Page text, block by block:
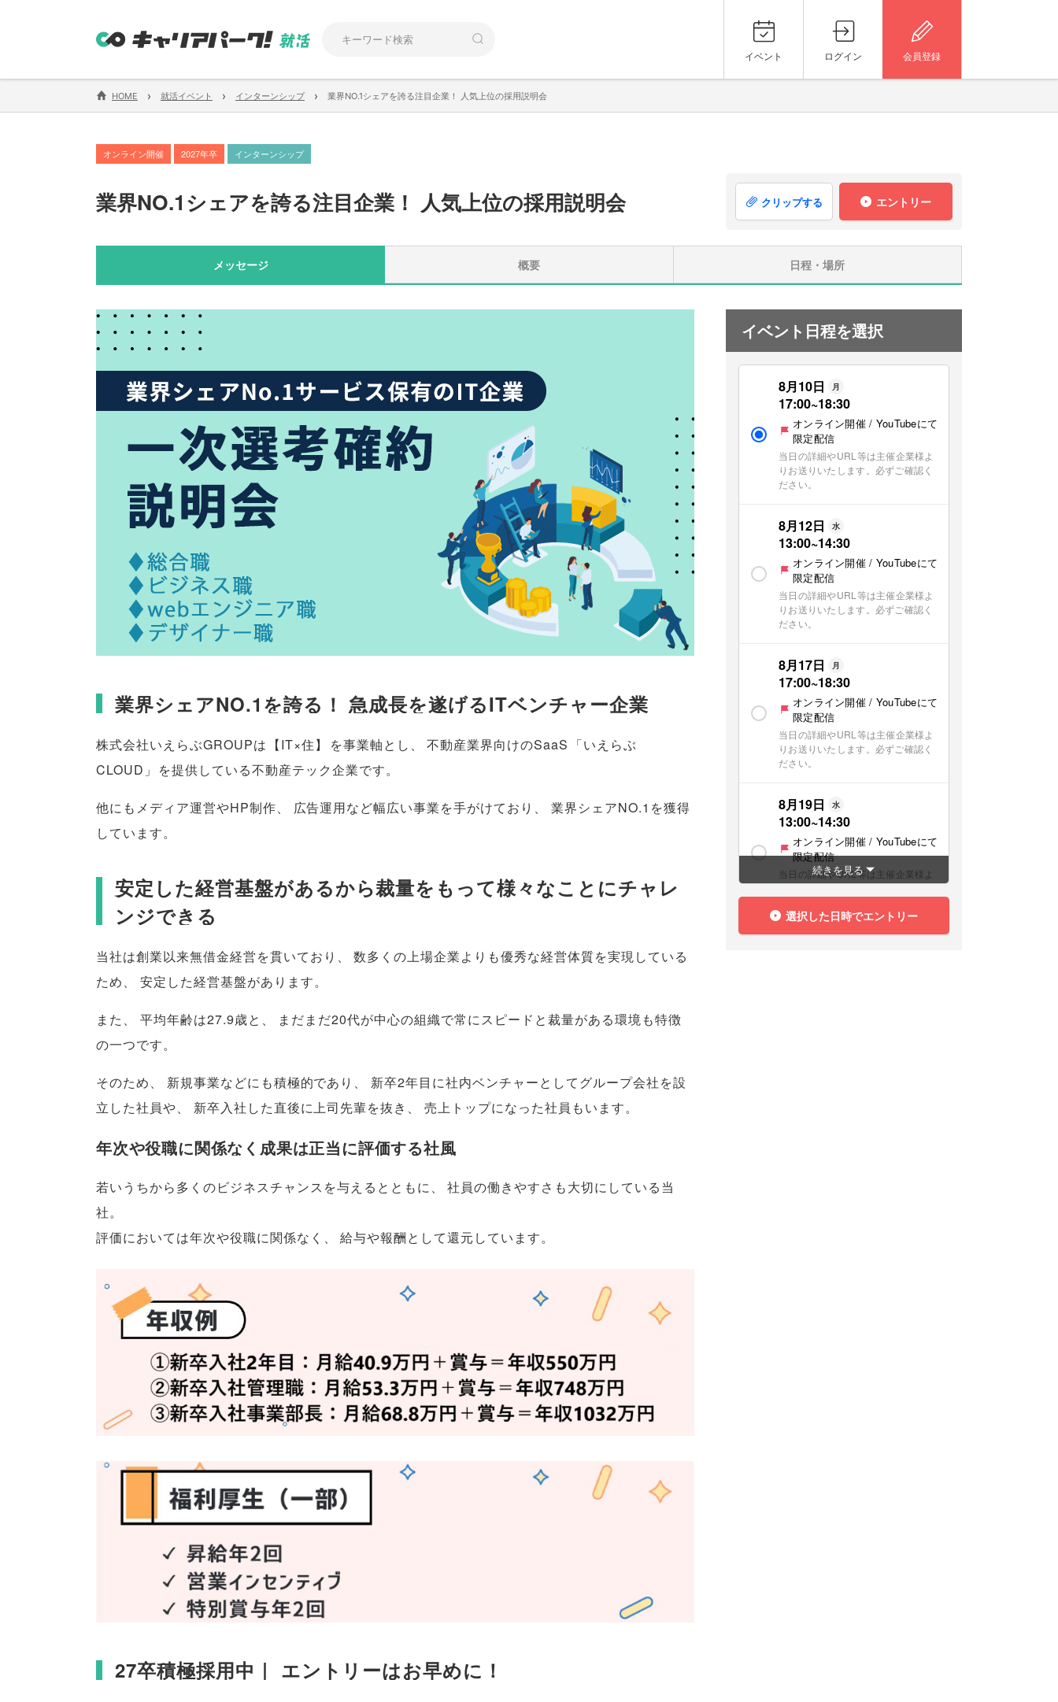
イベント ログイン 会員登録
HOME › 就活イベント › インターンシップ › 業界NO.1シェアを誇る注目企業！ 人気上位の採用説明会
オンライン開催 2027年卒 インターンシップ
業界NO.1シェアを誇る注目企業！ 人気上位の採用説明会 クリップする エントリー
メッセージ 概要 日程・場所
業界シェアNO.1を誇る！ 急成長を遂げるITベンチャー企業
株式会社いえらぶGROUPは 【IT×住】 を事業軸とし 、 不動産業界向けのSaaS 「いえらぶ
CLOUD 」 を提供している不動産テック企業です。
他にもメディア運営やHP制作、 広告運用など幅広い事業を手がけており 、
業界シェアNO.1を獲得
しています。
安定した経営基盤があるから裁量をもって様々なことにチャレ
ンジできる
当社は創業以来無借金経営を貫いており 、
数多くの上場企業よりも優秀な経営体質を実現している
ため、 安定した経営基盤があります。
また 、 平均年齢は27.9歳と 、
まだまだ20代が中心の組織で常にスピードと裁量がある環境も特徴
の一つです。
そのため、 新規事業などにも積極的であり 、
新卒2年目に社内ベンチャーとしてグループ会社を設
立した社員や、 新卒入社した直後に上司先輩を抜き 、 売上トップになった社員もいます。
年次や役職に関係なく成果は正当に評価する社風
若いうちから多くのビジネスチャンスを与えるとともに、
社員の働きやすさも大切にしている当
社。
評価においては年次や役職に関係なく 、 給与や報酬として還元しています。
27卒積極採用中｜ エントリーはお早めに！
イベント日程を選択
8月10日 月
17:00~18:30
オンライン開催 / YouTubeにて
限定配信
当日の詳細やURL等は主催企業様よ
りお送りいたします。必ずご確認く
ださい。
8月12日 水
13:00~14:30
オンライン開催 / YouTubeにて
限定配信
当日の詳細やURL等は主催企業様よ
りお送りいたします。必ずご確認く
ださい。
8月17日 月
17:00~18:30
オンライン開催 / YouTubeにて
限定配信
当日の詳細やURL等は主催企業様よ
りお送りいたします。必ずご確認く
ださい。
8月19日 水
13:00~14:30
オンライン開催 / YouTubeにて
限定配信
当日の詳細やURL等は主催企業様よ
りお送りいたします。必ずご確認く
続きを見る
選択した日時でエントリー